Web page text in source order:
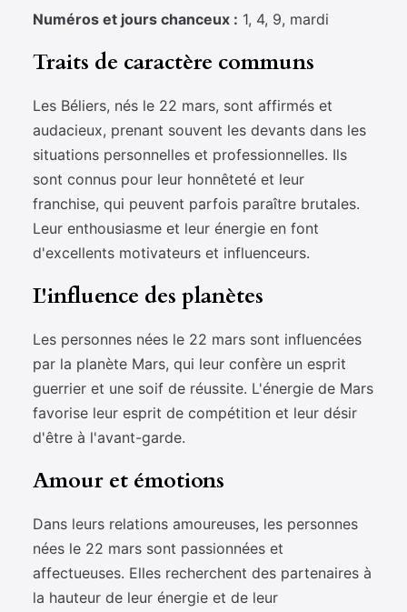
Numéros et jours chanceux : 1, 4, 9, mardi
Traits de caractère communs
Les Béliers, nés le 22 mars, sont affirmés et
audacieux, prenant souvent les devants dans les
situations personnelles et professionnelles. Ils
sont connus pour leur honnêteté et leur
franchise, qui peuvent parfois paraître brutales.
Leur enthousiasme et leur énergie en font
d'excellents motivateurs et influenceurs.
L'influence des planètes
Les personnes nées le 22 mars sont influencées
par la planète Mars, qui leur confère un esprit
guerrier et une soif de réussite. L'énergie de Mars
favorise leur esprit de compétition et leur désir
d'être à l'avant-garde.
Amour et émotions
Dans leurs relations amoureuses, les personnes
nées le 22 mars sont passionnées et
affectueuses. Elles recherchent des partenaires à
la hauteur de leur énergie et de leur